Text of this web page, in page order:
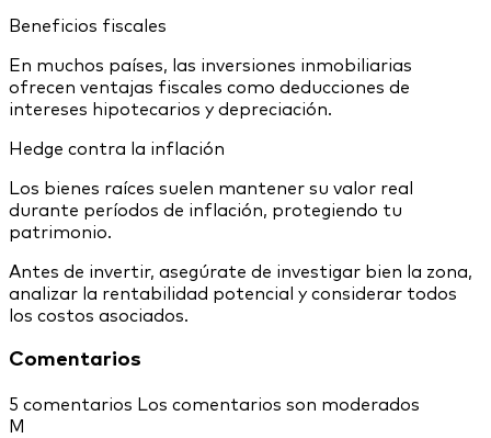
Beneficios fiscales
En muchos países, las inversiones inmobiliarias
ofrecen ventajas fiscales como deducciones de
intereses hipotecarios y depreciación.
Hedge contra la inflación
Los bienes raíces suelen mantener su valor real
durante períodos de inflación, protegiendo tu
patrimonio.
Antes de invertir, asegúrate de investigar bien la zona,
analizar la rentabilidad potencial y considerar todos
los costos asociados.
Comentarios
5 comentarios Los comentarios son moderados
M